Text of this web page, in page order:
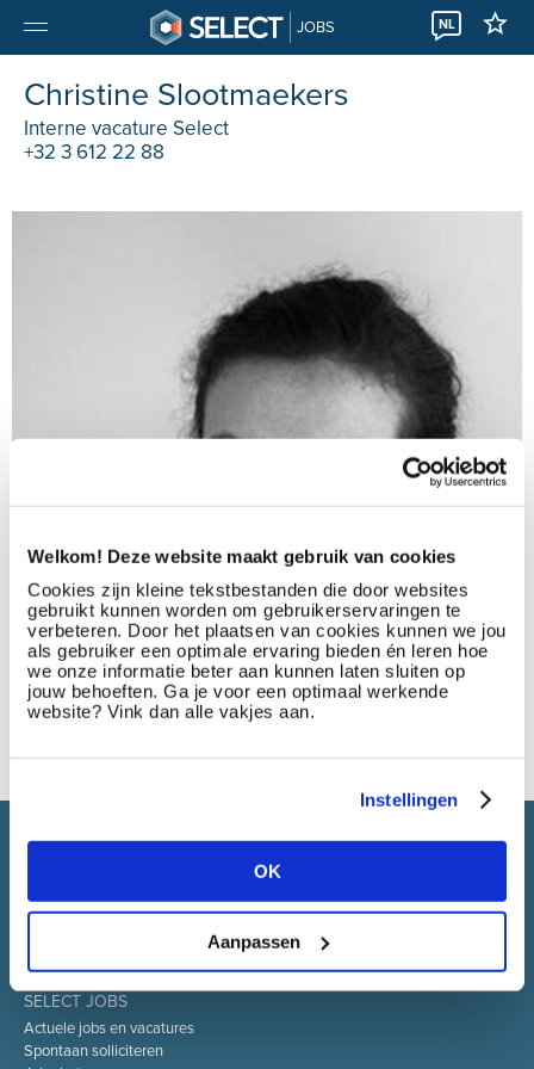
Welkom! Deze website maakt gebruik van cookies
Cookies zijn kleine tekstbestanden die door websites
gebruikt kunnen worden om gebruikerservaringen te
verbeteren. Door het plaatsen van cookies kunnen we jou
als gebruiker een optimale ervaring bieden én leren hoe
we onze informatie beter aan kunnen laten sluiten op
jouw behoeften. Ga je voor een optimaal werkende
website? Vink dan alle vakjes aan.
Instellingen
OK
Aanpassen
JOBS NL
Christine Slootmaekers
Interne vacature Select
+32 3 612 22 88
Select Jobs is een jobsite die werkzoekenden in één keer
toegang biedt tot alle vacatures van de bedrijven die tot de
SELECT JOBS
Actuele jobs en vacatures
Spontaan solliciteren